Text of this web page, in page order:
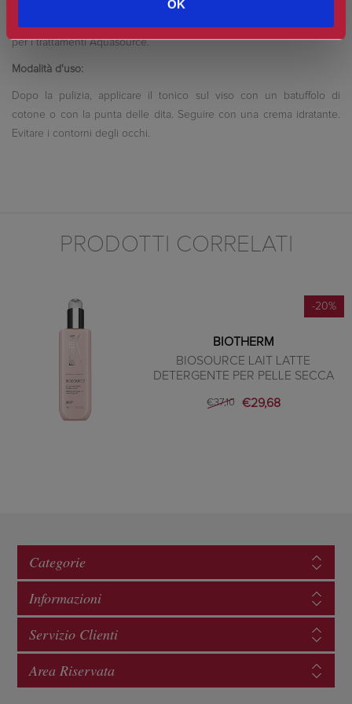
OK
fresco e rende la pelle più luminosa. Il risultato è una pelle senza
pori, intensamente idratata 24 ore su 24, perfettamente preparata
per i trattamenti Aquasource.
Modalità d'uso:
Dopo la pulizia, applicare il tonico sul viso con un batuffolo di
cotone o con la punta delle dita. Seguire con una crema idratante.
Evitare i contorni degli occhi.
PRODOTTI CORRELATI
-20%
BIOTHERM
BIOSOURCE LAIT LATTE
DETERGENTE PER PELLE SECCA
€37,10 €29,68
Categorie
Informazioni
Servizio Clienti
Area Riservata